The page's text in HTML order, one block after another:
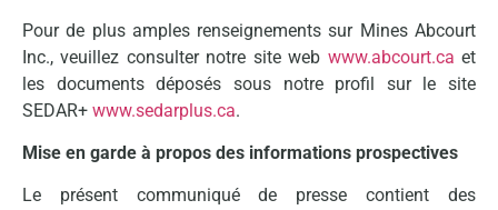
Pour de plus amples renseignements sur Mines Abcourt
Inc., veuillez consulter notre site web www.abcourt.ca et
les documents déposés sous notre profil sur le site
SEDAR+ www.sedarplus.ca.
Mise en garde à propos des informations prospectives
Le présent communiqué de presse contient des